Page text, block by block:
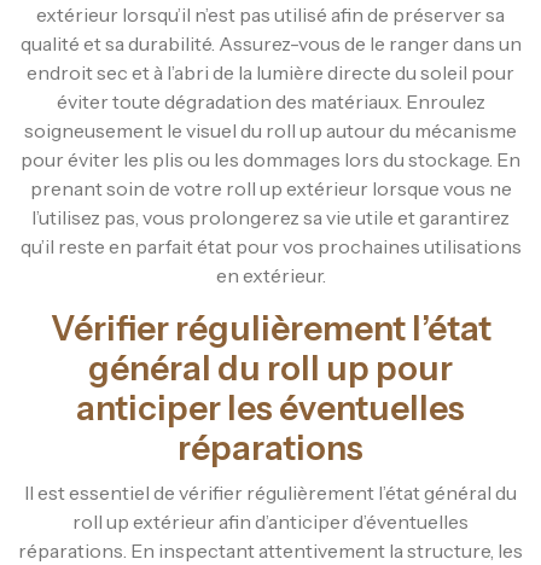
extérieur lorsqu’il n’est pas utilisé afin de préserver sa
qualité et sa durabilité. Assurez-vous de le ranger dans un
endroit sec et à l’abri de la lumière directe du soleil pour
éviter toute dégradation des matériaux. Enroulez
soigneusement le visuel du roll up autour du mécanisme
pour éviter les plis ou les dommages lors du stockage. En
prenant soin de votre roll up extérieur lorsque vous ne
l’utilisez pas, vous prolongerez sa vie utile et garantirez
qu’il reste en parfait état pour vos prochaines utilisations
en extérieur.
Vérifier régulièrement l’état
général du roll up pour
anticiper les éventuelles
réparations
Il est essentiel de vérifier régulièrement l’état général du
roll up extérieur afin d’anticiper d’éventuelles
réparations. En inspectant attentivement la structure, les